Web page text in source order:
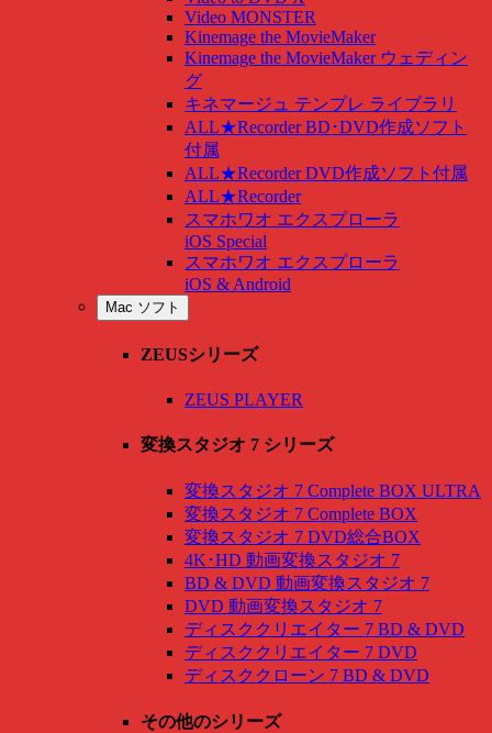
Video MONSTER
Kinemage the MovieMaker
Kinemage the MovieMaker ウェディン
グ
キネマージュ テンプレ ライブラリ
ALL★Recorder BD･DVD作成ソフト
付属
ALL★Recorder DVD作成ソフト付属
ALL★Recorder
スマホワオ エクスプローラ
iOS Special
スマホワオ エクスプローラ
iOS & Android
Mac ソフト
ZEUSシリーズ
ZEUS PLAYER
変換スタジオ 7 シリーズ
変換スタジオ 7 Complete BOX ULTRA
変換スタジオ 7 Complete BOX
変換スタジオ 7 DVD総合BOX
4K･HD 動画変換スタジオ 7
BD & DVD 動画変換スタジオ 7
DVD 動画変換スタジオ 7
ディスククリエイター 7 BD & DVD
ディスククリエイター 7 DVD
ディスククローン 7 BD & DVD
その他のシリーズ